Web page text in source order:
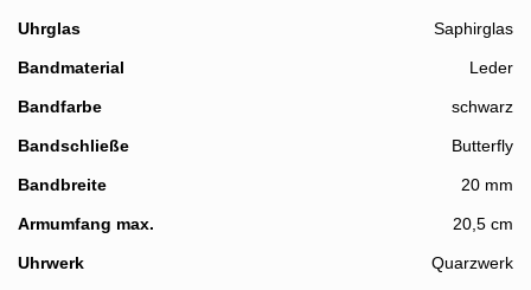
Uhrglas Saphirglas
Bandmaterial Leder
Bandfarbe schwarz
Bandschließe Butterfly
Bandbreite 20 mm
Details
Armumfang max. 20,5 cm
Uhrwerk Quarzwerk